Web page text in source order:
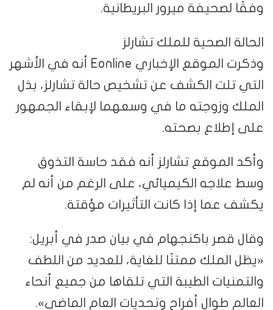
وفقًا لصحيفة ميرور البريطانية.
الحالة الصحية للملك تشارلز
وذكرت الموقع الإخباري Eonline أنه في الأشهر
التي تلت الكشف عن تشخيص حالة تشارلز، بذل
الملك وزوجته ما في وسعهما لإبقاء الجمهور
على إطلاع بصحته.
وأكد الموقع تشارلز أنه فقد حاسة التذوق
وسط علاجه الكيميائي، على الرغم من أنه لم
يكشف عما إذا كانت التأثيرات مؤقتة.
وقال قصر باكنجهام في بيان صدر في أبريل:
«يظل الملك ممتنًا للغاية، للعديد من اللطف
والتمنيات الطيبة التي تلقاها من جميع أنحاء
العالم طوال أفراح وتحديات العام الماضي».